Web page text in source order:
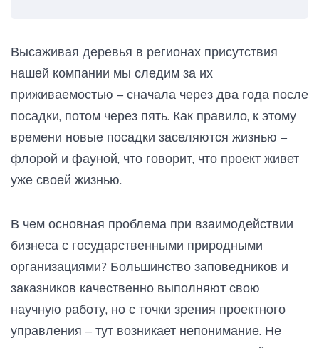
Высаживая деревья в регионах присутствия
нашей компании мы следим за их
приживаемостью – сначала через два года после
посадки, потом через пять. Как правило, к этому
времени новые посадки заселяются жизнью –
флорой и фауной, что говорит, что проект живет
уже своей жизнью.
В чем основная проблема при взаимодействии
бизнеса с государственными природными
организациями? Большинство заповедников и
заказников качественно выполняют свою
научную работу, но с точки зрения проектного
управления – тут возникает непонимание. Не